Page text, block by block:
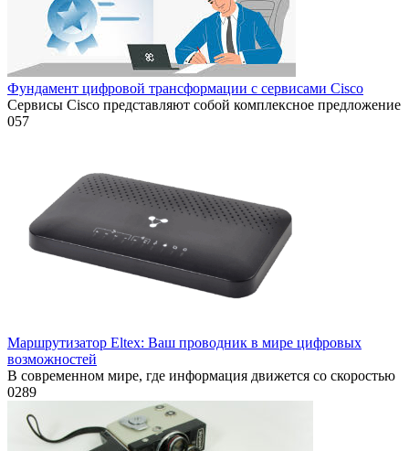
Фундамент цифровой трансформации с сервисами Cisco
Сервисы Cisco представляют собой комплексное предложение
057
Маршрутизатор Eltex: Ваш проводник в мире цифровых
возможностей
В современном мире, где информация движется со скоростью
0289